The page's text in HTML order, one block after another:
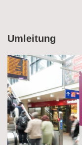
Umleitung